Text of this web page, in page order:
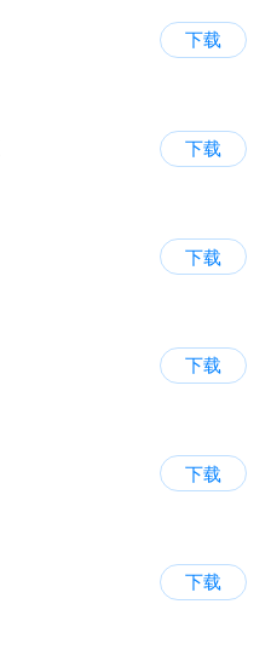
下载
下载
下载
下载
下载
下载